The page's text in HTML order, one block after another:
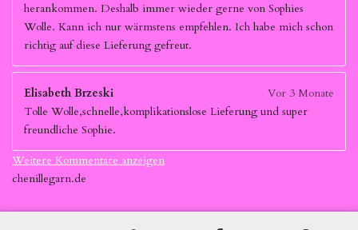
herankommen. Deshalb immer wieder gerne von Sophies
Wolle. Kann ich nur wärmstens empfehlen. Ich habe mich schon
richtig auf diese Lieferung gefreut.
Elisabeth Brzeski
Vor 3 Monate
Tolle Wolle,schnelle,komplikationslose Lieferung und super
freundliche Sophie.
Weitere Kommentare anzeigen
chenillegarn.de